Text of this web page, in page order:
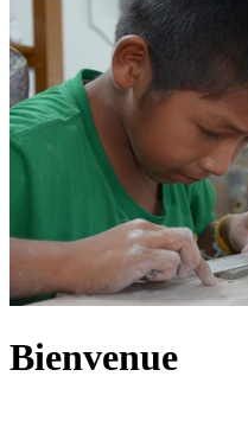
Bienvenue